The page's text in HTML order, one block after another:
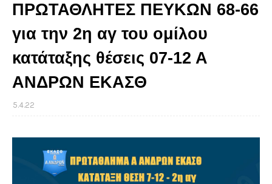
ΠΡΩΤΑΘΛΗΤΕΣ ΠΕΥΚΩΝ 68-66
για την 2η αγ του ομίλου
κατάταξης θέσεις 07-12 Α
ΑΝΔΡΩΝ ΕΚΑΣΘ
5.4.22